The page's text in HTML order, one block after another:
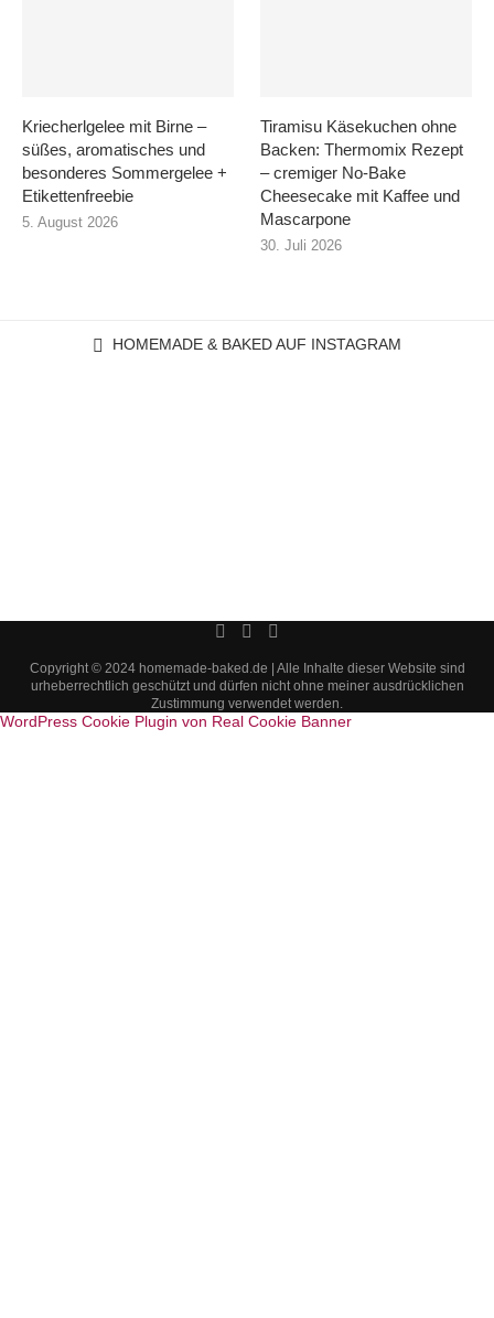
Kriecherlgelee mit Birne –
süßes, aromatisches und
besonderes Sommergelee +
Etikettenfreebie
5. August 2026
Tiramisu Käsekuchen ohne
Backen: Thermomix Rezept
– cremiger No-Bake
Cheesecake mit Kaffee und
Mascarpone
30. Juli 2026
HOMEMADE & BAKED AUF INSTAGRAM
Copyright © 2024 homemade-baked.de | Alle Inhalte dieser Website sind
urheberrechtlich geschützt und dürfen nicht ohne meiner ausdrücklichen
Zustimmung verwendet werden.
WordPress Cookie Plugin von Real Cookie Banner